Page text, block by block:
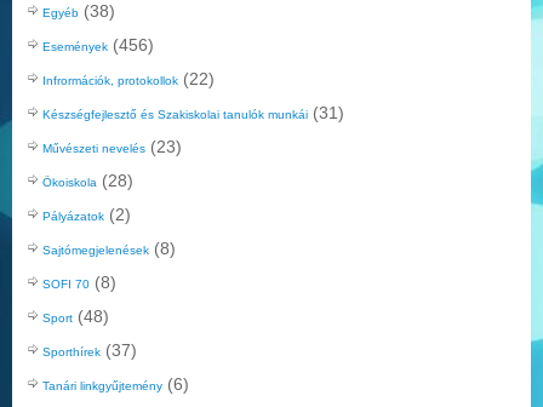
Egyéb (38)
Események (456)
Infrormációk, protokollok (22)
Készségfejlesztő és Szakiskolai tanulók munkái (31)
Művészeti nevelés (23)
Ökoiskola (28)
Pályázatok (2)
Sajtómegjelenések (8)
SOFI 70 (8)
Sport (48)
Sporthírek (37)
Tanári linkgyűjtemény (6)